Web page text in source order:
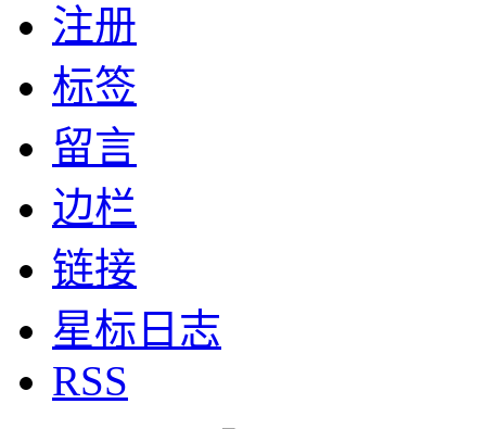
注册
标签
留言
边栏
链接
星标日志
RSS